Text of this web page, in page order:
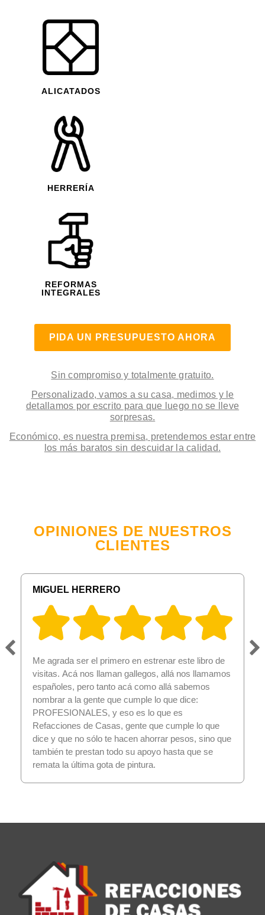
ALICATADOS
HERRERÍA
REFORMAS
INTEGRALES
PIDA UN PRESUPUESTO AHORA
Sin compromiso y totalmente gratuito.
Personalizado, vamos a su casa, medimos y le
detallamos por escrito para que luego no se lleve
sorpresas.
Económico, es nuestra premisa, pretendemos estar entre
los más baratos sin descuidar la calidad.
OPINIONES DE NUESTROS
CLIENTES
MIGUEL HERRERO
Me agrada ser el primero en estrenar este libro de
visitas. Acá nos llaman gallegos, allá nos llamamos
españoles, pero tanto acá como allá sabemos
nombrar a la gente que cumple lo que dice:
PROFESIONALES, y eso es lo que es
Refacciones de Casas, gente que cumple lo que
dice y que no sólo te hacen ahorrar pesos, sino que
también te prestan todo su apoyo hasta que se
remata la última gota de pintura.